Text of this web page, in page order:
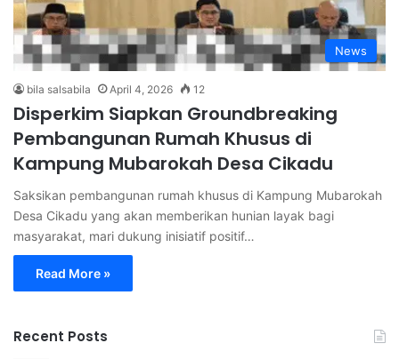
News
bila salsabila April 4, 2026 12
Disperkim Siapkan Groundbreaking
Pembangunan Rumah Khusus di
Kampung Mubarokah Desa Cikadu
Saksikan pembangunan rumah khusus di Kampung Mubarokah
Desa Cikadu yang akan memberikan hunian layak bagi
masyarakat, mari dukung inisiatif positif…
Read More »
Recent Posts